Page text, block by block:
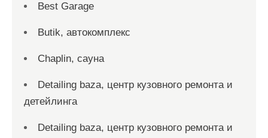
Best Garage
Butik, автокомплекс
Chaplin, сауна
Detailing baza, центр кузовного ремонта и
детейлинга
Detailing baza, центр кузовного ремонта и